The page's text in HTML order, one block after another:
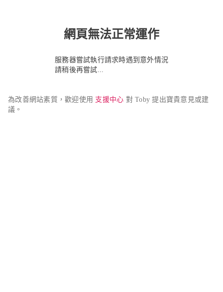
網頁無法正常運作
服務器嘗試執行請求時遇到意外情況
請稍後再嘗試...
為改善網站素質，歡迎使用 支援中心 對 Toby 提出寶貴意見或建
議。